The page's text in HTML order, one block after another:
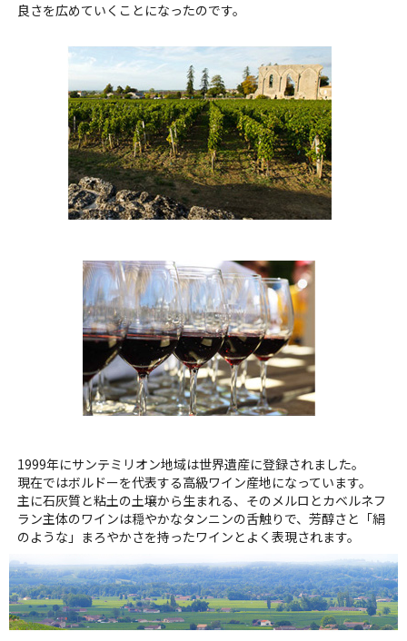
良さを広めていくことになったのです。
1999年にサンテミリオン地域は世界遺産に登録されました。
現在ではボルドーを代表する高級ワイン産地になっています。
主に石灰質と粘土の土壌から生まれる、そのメルロとカベルネフ
ラン主体のワインは穏やかなタンニンの舌触りで、芳醇さと「絹
のような」まろやかさを持ったワインとよく表現されます。